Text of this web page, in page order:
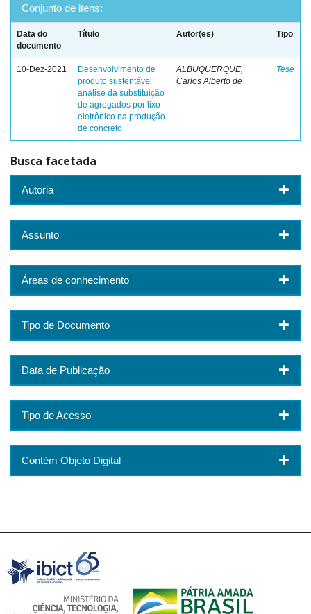
Conjunto de itens:
Data do
documento
Título Autor(es) Tipo
10-Dez-2021
Desenvolvimento de
produto sustentável:
análise da substituição
de agregados por lixo
eletrônico na produção
de concreto
ALBUQUERQUE,
Carlos Alberto de
Tese
Busca facetada
Autoria
Assunto
Áreas de conhecimento
Tipo de Documento
Data de Publicação
Tipo de Acesso
Contém Objeto Digital